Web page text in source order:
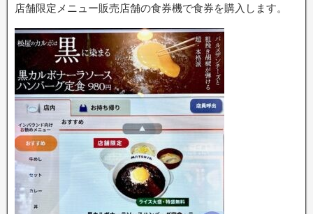
店舗限定メニュー販売店舗の食券機で食券を購入します。